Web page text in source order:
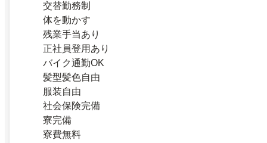
交替勤務制
体を動かす
残業手当あり
正社員登用あり
バイク通勤OK
髪型髪色自由
服装自由
社会保険完備
寮完備
寮費無料